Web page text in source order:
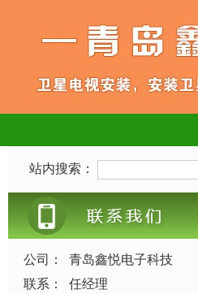
站内搜索：
公司：
青岛鑫悦电子科技
联系：
任经理